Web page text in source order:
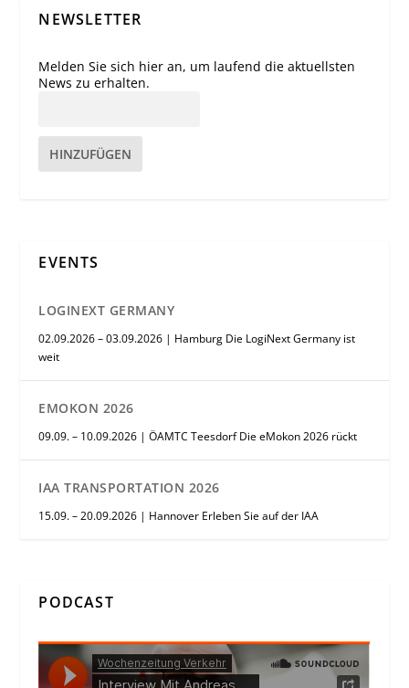
NEWSLETTER
Melden Sie sich hier an, um laufend die aktuellsten
News zu erhalten.
HINZUFÜGEN
EVENTS
LOGINEXT GERMANY
02.09.2026 – 03.09.2026 | Hamburg Die LogiNext Germany ist
weit
EMOKON 2026
09.09. – 10.09.2026 | ÖAMTC Teesdorf Die eMokon 2026 rückt
IAA TRANSPORTATION 2026
15.09. – 20.09.2026 | Hannover Erleben Sie auf der IAA
PODCAST